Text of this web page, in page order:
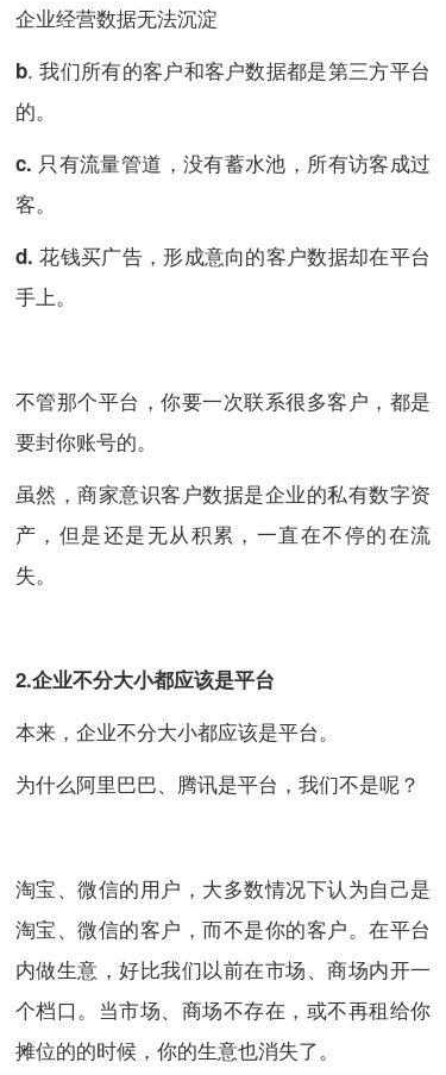
企业经营数据无法沉淀
b. 我们所有的客户和客户数据都是第三方平台
的。
c. 只有流量管道，没有蓄水池，所有访客成过
客。
d.花钱买广告，形成意向的客户数据却在平台
手上。
不管那个平台，你要一次联系很多客户，都是
要封你账号的。
虽然，商家意识客户数据是企业的私有数字资
产，但是还是无从积累，一直在不停的在流
失。
2.企业不分大小都应该是平台
本来，企业不分大小都应该是平台。
为什么阿里巴巴、腾讯是平台，我们不是呢？
淘宝、微信的用户，大多数情况下认为自己是
淘宝、微信的客户，而不是你的客户。在平台
内做生意，好比我们以前在市场、商场内开一
个档口。当市场、商场不存在，或不再租给你
摊位的的时候，你的生意也消失了。